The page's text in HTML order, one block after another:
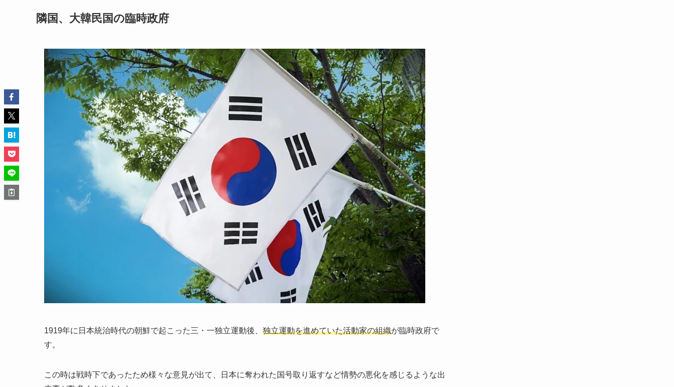
隣国、大韓民国の臨時政府
1919年に 日本統治時代の朝鮮で起こった三・一独立運動後、 独立運動を進めていた活動家の組織が臨時政府で
す。
この時は戦時下であったため様々な意見が出て、日本に奪われた国号取り返すなど情勢の悪化を感じるような出